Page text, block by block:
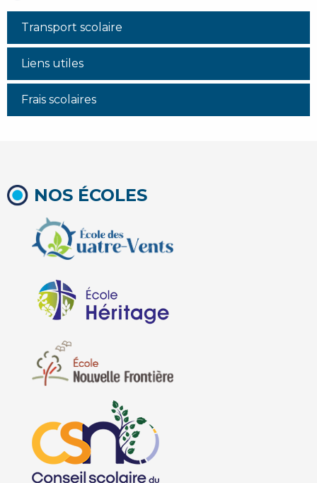
Transport scolaire
Liens utiles
Frais scolaires
NOS ÉCOLES